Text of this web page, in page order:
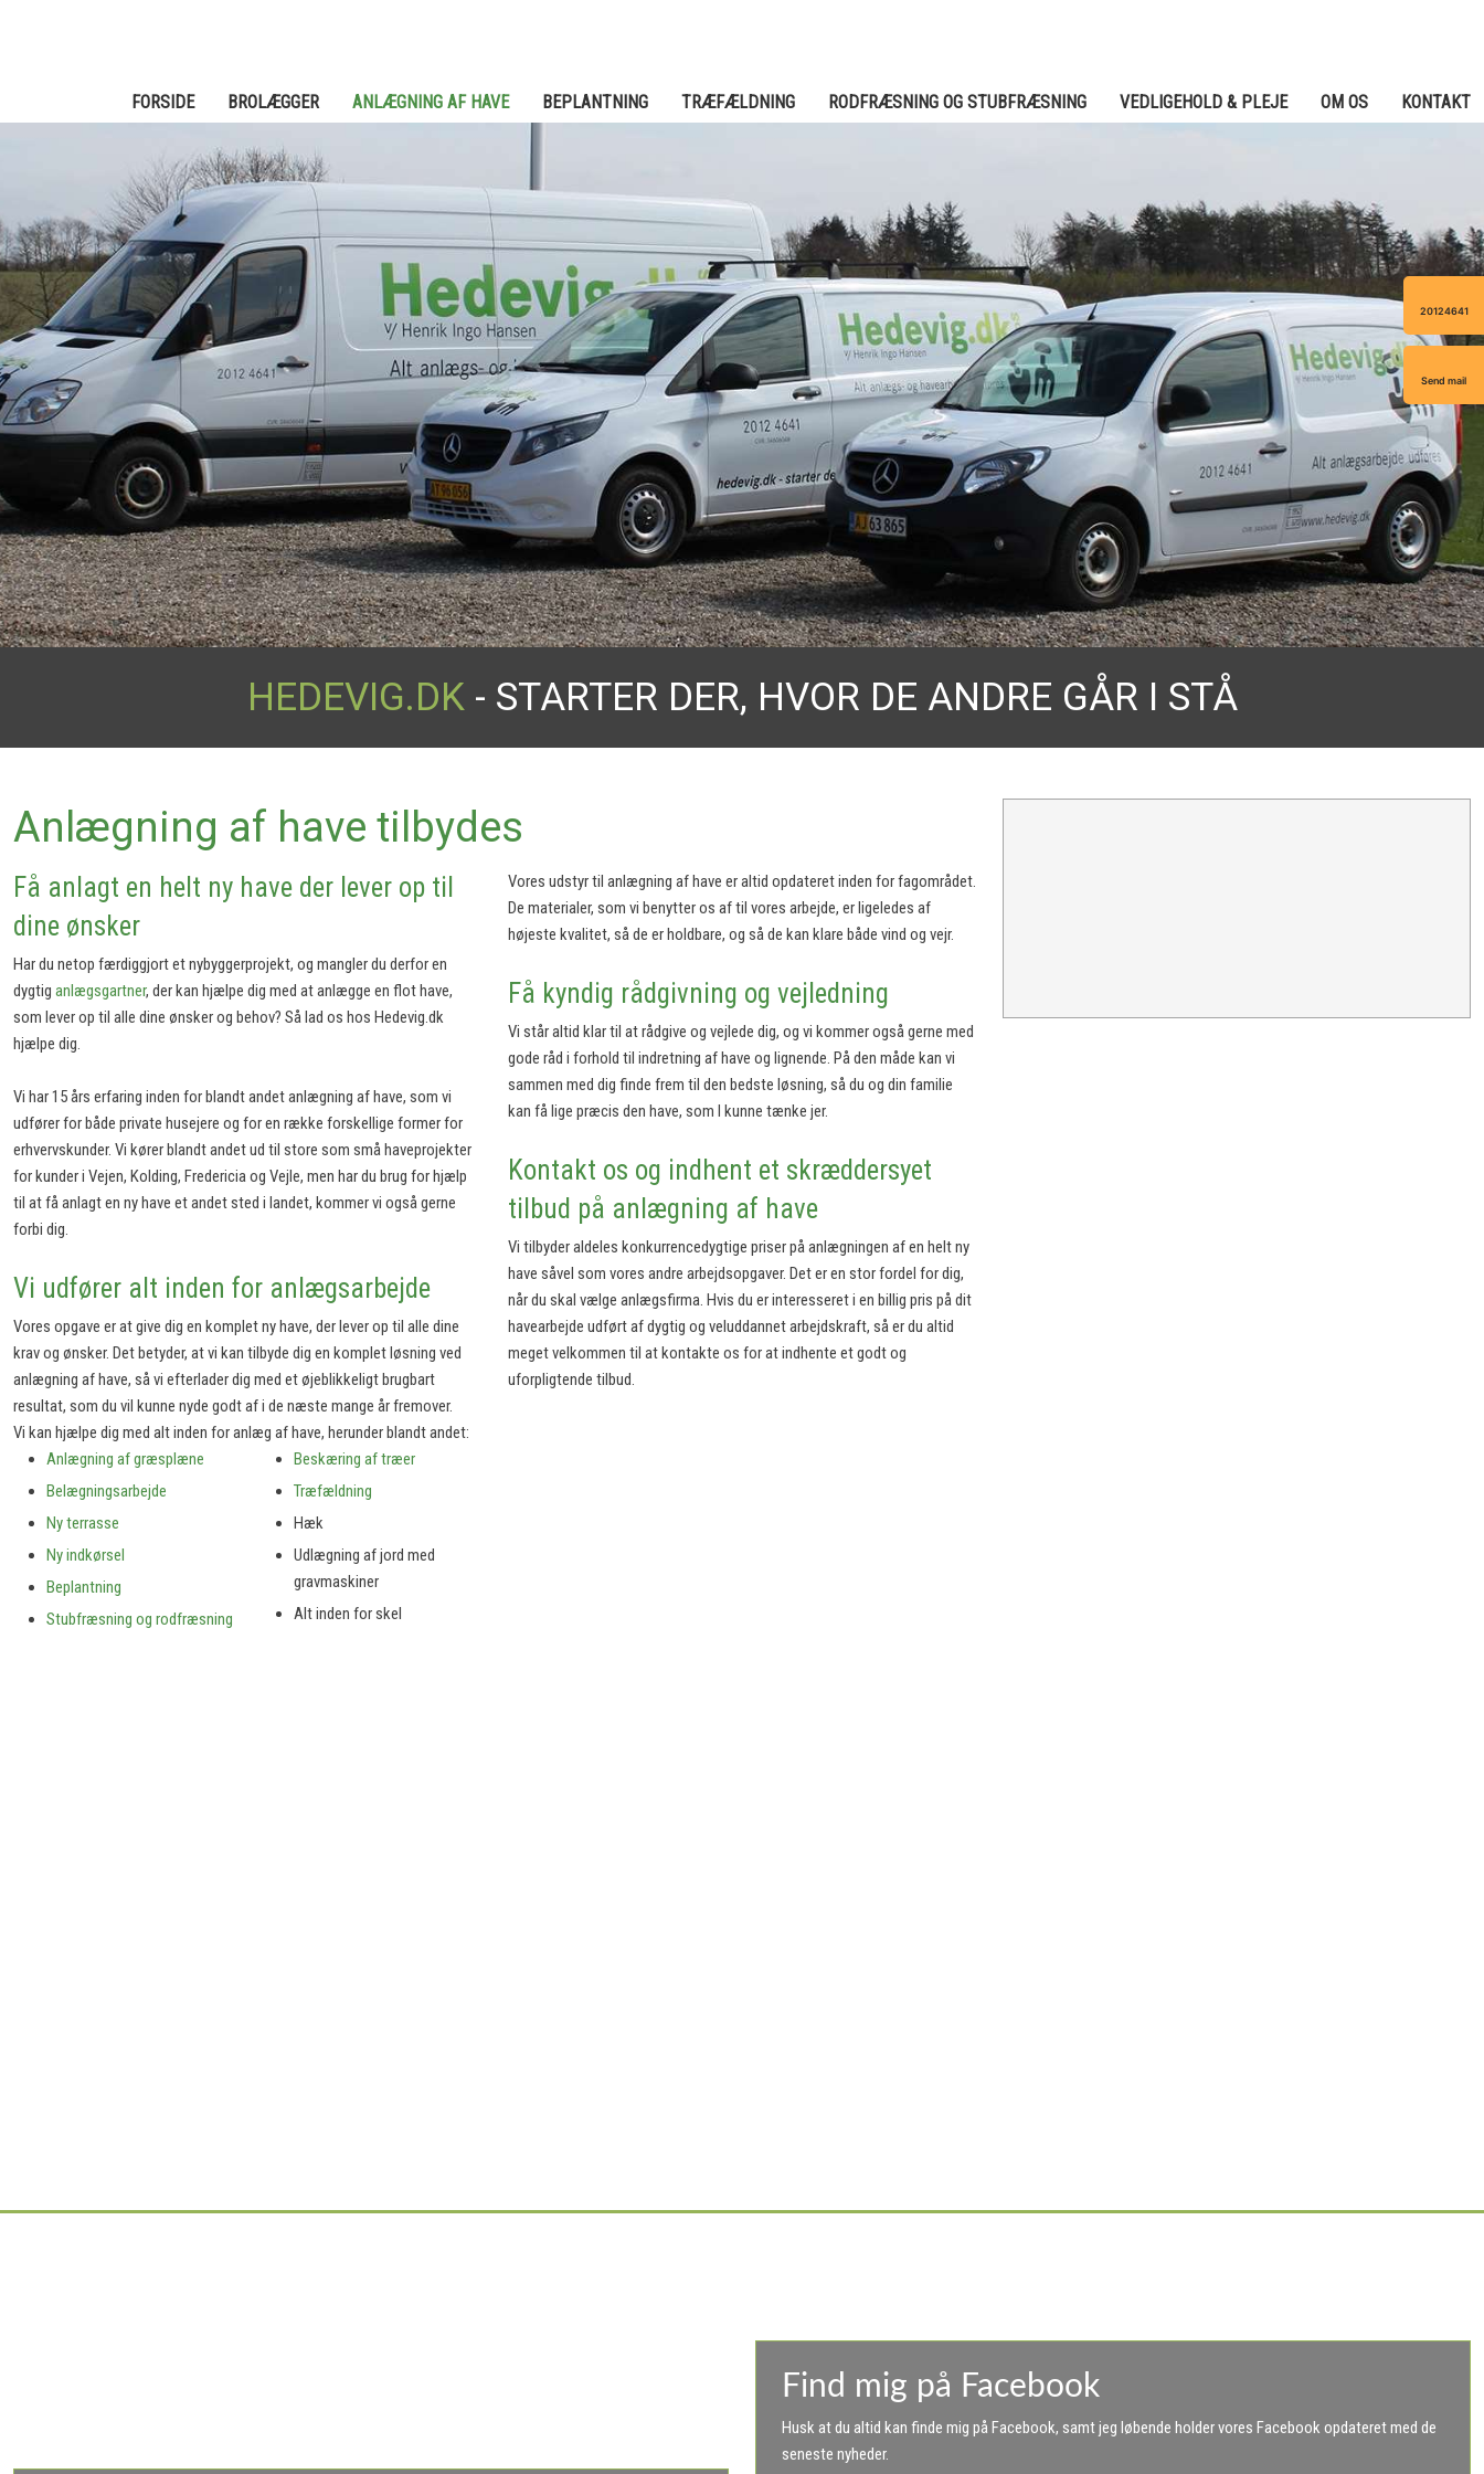
20124641
Send mail
FORSIDE BROLÆGGER ANLÆGNING AF HAVE BEPLANTNING TRÆFÆLDNING RODFRÆSNING OG STUBFRÆSNING VEDLIGEHOLD & PLEJE OM OS KONTAKT
HEDEVIG.DK- STARTER DER, HVOR DE ANDRE GÅR I STÅ
​Anlægning af have tilbydes
Få anlagt en helt ny have der lever op til
dine ønsker
Har du netop færdiggjort et nybyggerprojekt, og mangler du derfor en
dygtig anlægsgartner, der kan hjælpe dig med at anlægge en flot have,
som lever op til alle dine ønsker og behov? Så lad os hos Hedevig.dk
hjælpe dig.
Vi har 15 års erfaring inden for blandt andet anlægning af have, som vi
udfører for både private husejere og for en række forskellige former for
erhvervskunder. Vi kører blandt andet ud til store som små haveprojekter
for kunder i Vejen, Kolding, Fredericia og Vejle, men har du brug for hjælp
til at få anlagt en ny have et andet sted i landet, kommer vi også gerne
forbi dig.
Vi udfører alt inden for anlægsarbejde
Vores opgave er at give dig en komplet ny have, der lever op til alle dine
krav og ønsker. Det betyder, at vi kan tilbyde dig en komplet løsning ved
anlægning af have, så vi efterlader dig med et øjeblikkeligt brugbart
resultat, som du vil kunne nyde godt af i de næste mange år fremover.
Vi kan hjælpe dig med alt inden for anlæg af have, herunder blandt andet:
Anlægning af græsplæne
Belægningsarbejde
Ny terrasse
Ny indkørsel
Beplantning
Stubfræsning og rodfræsning
Beskæring af træer
Træfældning
Hæk
Udlægning af jord med
gravmaskiner
Alt inden for skel
Vores udstyr til anlægning af have er altid opdateret inden for fagområdet.
De materialer, som vi benytter os af til vores arbejde, er ligeledes af
højeste kvalitet, så de er holdbare, og så de kan klare både vind og vejr.
Få kyndig rådgivning og vejledning
Vi står altid klar til at rådgive og vejlede dig, og vi kommer også gerne med
gode råd i forhold til indretning af have og lignende. På den måde kan vi
sammen med dig finde frem til den bedste løsning, så du og din familie
kan få lige præcis den have, som I kunne tænke jer.
Kontakt os og indhent et skræddersyet
tilbud på anlægning af have
Vi tilbyder aldeles konkurrencedygtige priser på anlægningen af en helt ny
have såvel som vores andre arbejdsopgaver. Det er en stor fordel for dig,
når du skal vælge anlægsfirma. Hvis du er interesseret i en billig pris på dit
havearbejde udført af dygtig og veluddannet arbejdskraft, så er du altid
meget velkommen til at kontakte os for at indhente et godt og
uforpligtende tilbud.
Find mig på Facebook
Husk at du altid kan finde mig på Facebook, samt jeg løbende holder vores Facebook opdateret med de
seneste nyheder.